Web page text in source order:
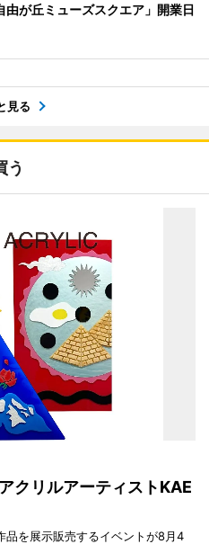
由が丘ミューズスクエア」開業日
見る
う
クリルアーティストKAE
品を展示販売するイベントが8月4